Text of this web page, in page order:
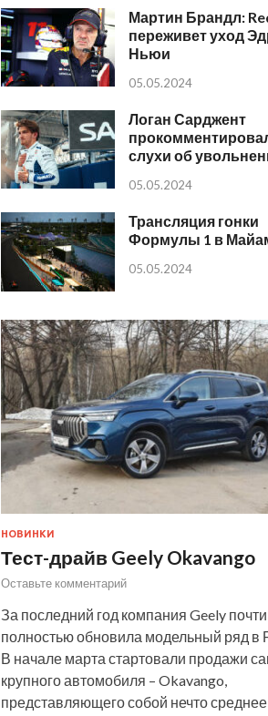
Мартин Брандл:
переживет уход
Ньюи
05.05.2024
Логан Сарджент
слухи об
05.05.2024
Трансляция гонки
Формулы 1 в
05.05.2024
НОВИНКИ
Тест-драйв Geely Okavango
Оставьте комментарий
За последний год компания Geely почти
полностью обновила модельный ряд в
В начале марта стартовали продажи
крупного автомобиля – Okavango,
представляющего собой нечто